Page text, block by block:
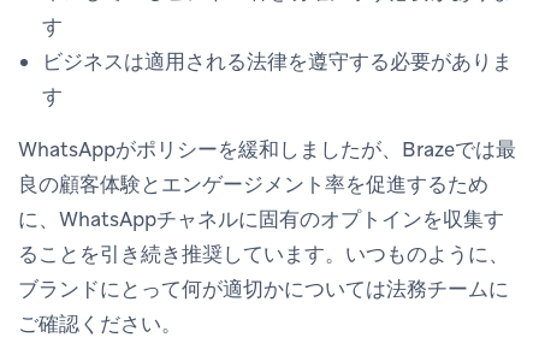
す
ビジネスは適用される法律を遵守する必要がありま
す
WhatsAppがポリシーを緩和しましたが、Brazeでは最
良の顧客体験とエンゲージメント率を促進するため
に、WhatsAppチャネルに固有のオプトインを収集す
ることを引き続き推奨しています。いつものように、
ブランドにとって何が適切かについては法務チームに
ご確認ください。